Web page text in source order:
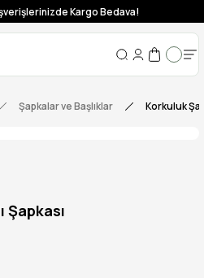
Kargo Bedava!
Şapkalar ve Başlıklar Korkuluk
Şapkası